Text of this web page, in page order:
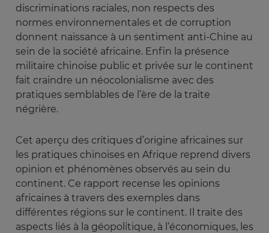
discriminations raciales, non respects des
normes environnementales et de corruption
donnent naissance à un sentiment anti-Chine au
sein de la société africaine. Enfin la présence
militaire chinoise public et privée sur le continent
fait craindre un néocolonialisme avec des
pratiques semblables de l’ère de la traite
négrière.
Cet aperçu des critiques d’origine africaines sur
les pratiques chinoises en Afrique reprend divers
opinion et phénomènes observés au sein du
continent. Ce rapport recense les opinions
africaines à travers des exemples dans
différentes régions sur le continent. Il traite des
aspects liés à la géopolitique, à l’économiques, les